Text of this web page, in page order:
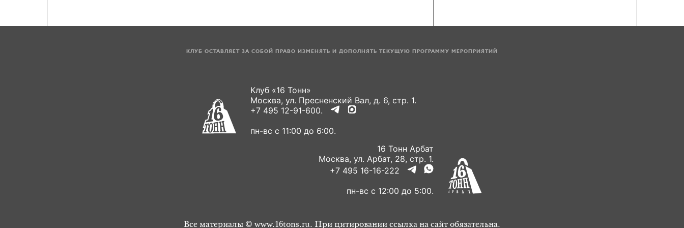
КЛУБ ОСТАВЛЯЕТ ЗА СОБОЙ ПРАВО ИЗМЕНЯТЬ И ДОПОЛНЯТЬ ТЕКУЩУЮ ПРОГРАММУ МЕРОПРИЯТИЙ
Клуб «16 Тонн»
Москва, ул. Пресненский Вал, д. 6, стр. 1.
+7 495 12-91-600.
пн-вс с 11:00 до 6:00.
16 Тонн Арбат
Москва, ул. Арбат, 28, стр. 1.
+7 495 16-16-222
пн-вс с 12:00 до 5:00.
Все материалы © www.16tons.ru. При цитировании ссылка на сайт обязательна.